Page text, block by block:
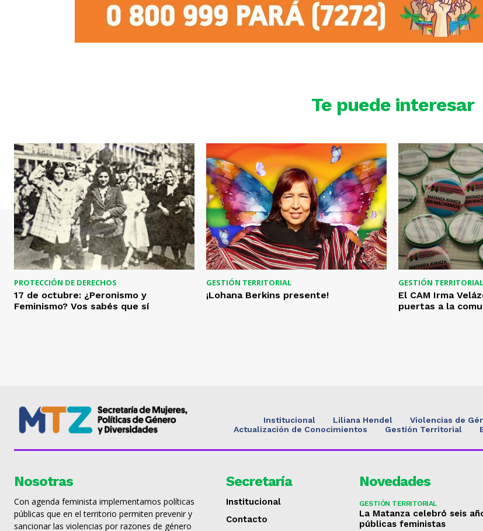
Te puede interesar
PROTECCIÓN DE DERECHOS
17 de octubre: ¿Peronismo y
Feminismo? Vos sabés que sí
GESTIÓN TERRITORIAL
¡Lohana Berkins presente!
GESTIÓN TERRITORIAL
El CAM Irma
puertas a la
Institucional Liliana Hendel Violencias de
Actualización de Conocimientos
Gestión Territorial
Nosotras
Con agenda feminista implementamos políticas
públicas que en el territorio permiten prevenir y
sancionar las violencias por razones de género
Secretaría
Institucional
Contacto
Novedades
GESTIÓN TERRITORIAL
La Matanza celebró seis
públicas feministas